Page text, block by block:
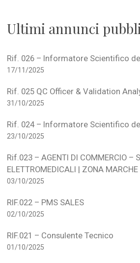
Ultimi annunci
Rif. 026 – Informatore Scientifico
17/11/2025
Rif. 025 QC Officer & Validation
31/10/2025
Rif. 024 – Informatore Scientifico
23/10/2025
Rif.023 – AGENTI DI COMMERCIO –
ELETTROMEDICALI | ZONA
03/10/2025
RIF.022 – PMS SALES
02/10/2025
RIF.021 – Consulente Tecnico
01/10/2025